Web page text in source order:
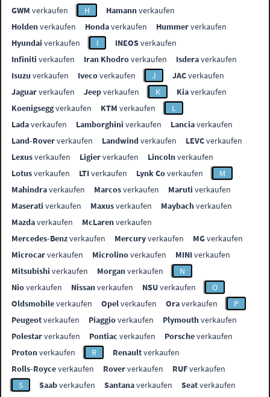
GWM verkaufen H Hamannverkaufen
Holdenverkaufen Hondaverkaufen Hummerverkaufen
Hyundai verkaufen I INEOSverkaufen
Infiniti verkaufen Iran Khodroverkaufen Isderaverkaufen
Isuzu verkaufen Ivecoverkaufen J JACverkaufen
Jaguarverkaufen Jeepverkaufen K Kiaverkaufen
Koenigseggverkaufen KTM verkaufen
L
Ladaverkaufen Lamborghini verkaufen Lanciaverkaufen
Land-Roververkaufen Landwindverkaufen LEVCverkaufen
Lexusverkaufen Ligierverkaufen Lincolnverkaufen
Lotusverkaufen LTIverkaufen Lynk Coverkaufen
M
Mahindraverkaufen Marcosverkaufen Maruti verkaufen
Maserati verkaufen Maxusverkaufen Maybachverkaufen
Mazdaverkaufen McLarenverkaufen
Mercedes-Benzverkaufen Mercuryverkaufen MGverkaufen
Microcarverkaufen Microlinoverkaufen MINIverkaufen
Mitsubishi verkaufen Morganverkaufen
N
Nioverkaufen Nissanverkaufen NSUverkaufen
O
Oldsmobileverkaufen Opelverkaufen Oraverkaufen
P
Peugeotverkaufen Piaggioverkaufen Plymouthverkaufen
Polestarverkaufen Pontiac verkaufen Porscheverkaufen
Protonverkaufen R Renaultverkaufen
Rolls-Royceverkaufen Roververkaufen RUFverkaufen
S
Saabverkaufen Santanaverkaufen Seatverkaufen